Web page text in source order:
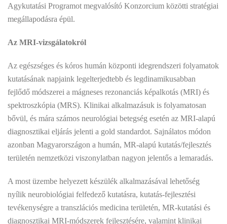
Agykutatási Programot megvalósító Konzorcium közötti stratégiai
megállapodásra épül.
Az MRI-vizsgálatokról
Az egészséges és kóros humán központi idegrendszeri folyamatok
kutatásának napjaink legelterjedtebb és legdinamikusabban
fejlődő módszerei a mágneses rezonanciás képalkotás (MRI) és
spektroszkópia (MRS). Klinikai alkalmazásuk is folyamatosan
bővül, és mára számos neurológiai betegség esetén az MRI-alapú
diagnosztikai eljárás jelenti a gold standardot. Sajnálatos módon
azonban Magyarországon a humán, MR-alapú kutatás/fejlesztés
területén nemzetközi viszonylatban nagyon jelentős a lemaradás.
A most üzembe helyezett készülék alkalmazásával lehetőség
nyílik neurobiológiai felfedező kutatásra, kutatás-fejlesztési
tevékenységre a transzlációs medicina területén, MR-kutatási és
diagnosztikai MRI-módszerek fejlesztésére, valamint klinikai